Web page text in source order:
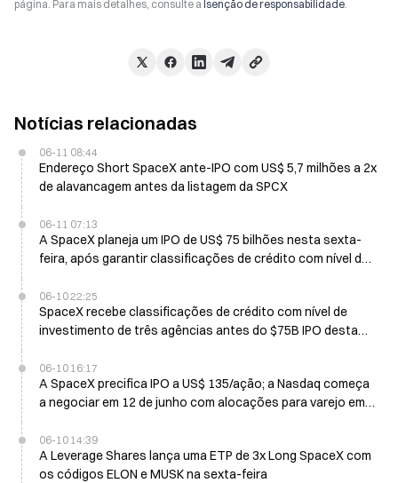
página. Para mais detalhes, consulte a Isenção de responsabilidade.
Notícias relacionadas
06-11 08:44
Endereço Short SpaceX ante-IPO com US$ 5,7 milhões a 2x
de alavancagem antes da listagem da SPCX
06-11 07:13
A SpaceX planeja um IPO de US$ 75 bilhões nesta sexta-
feira, após garantir classificações de crédito com nível de
06-10 22:25
SpaceX recebe classificações de crédito com nível de
investimento de três agências antes do $75B IPO desta
06-10 16:17
A SpaceX precifica IPO a US$ 135/ação; a Nasdaq começa
a negociar em 12 de junho com alocações para varejo em
06-10 14:39
A Leverage Shares lança uma ETP de 3x Long SpaceX com
os códigos ELON e MUSK na sexta-feira